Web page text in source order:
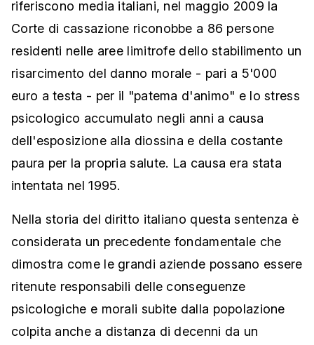
riferiscono media italiani, nel maggio 2009 la
Corte di cassazione riconobbe a 86 persone
residenti nelle aree limitrofe dello stabilimento un
risarcimento del danno morale - pari a 5'000
euro a testa - per il "patema d'animo" e lo stress
psicologico accumulato negli anni a causa
dell'esposizione alla diossina e della costante
paura per la propria salute. La causa era stata
intentata nel 1995.
Nella storia del diritto italiano questa sentenza è
considerata un precedente fondamentale che
dimostra come le grandi aziende possano essere
ritenute responsabili delle conseguenze
psicologiche e morali subite dalla popolazione
colpita anche a distanza di decenni da un